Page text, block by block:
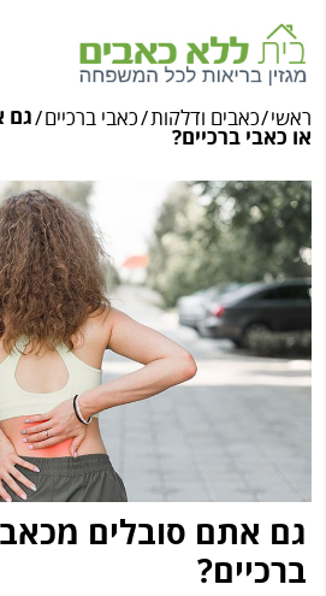
Skip
to
content
ראשי/כאבים ודלקות/כאבי ברכיים/גם
או כאבי ברכיים?
גם אתם סובלים
ברכיים?